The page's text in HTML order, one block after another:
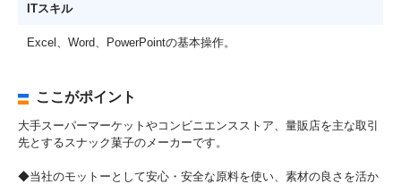
ITスキル
Excel、Word、PowerPointの基本操作。
ここがポイント
大手スーパーマーケットやコンビニエンスストア、量販店を主な取引
先とするスナック菓子のメーカーです。
◆当社のモットーとして安心・安全な原料を使い、素材の良さを活か